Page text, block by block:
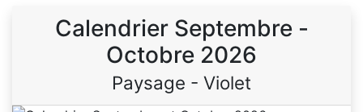
Calendrier Septembre -
Octobre 2026
Paysage - Violet